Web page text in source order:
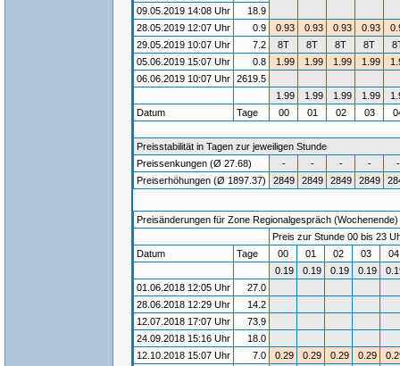
09.05.2019 14:08 Uhr
18.9
28.05.2019 12:07 Uhr
0.9 0.93 0.93 0.93 0.93
29.05.2019 10:07 Uhr
7.2 8T 8T 8T 8T
05.06.2019 15:07 Uhr
0.8 1.99 1.99 1.99 1.99
06.06.2019 10:07 Uhr 2619.5
1.99
1.99 1.99 1.99
Datum
Tage 00 01 02 03
Preisstabilität in Tagen zur jeweiligen Stunde
Preissenkungen (Ø 27.68)
- - - -
-
Preiserhöhungen (Ø 1897.37)
2849 2849 2849 2849
Preisänderungen für Zone Regionalgespräch
Preis zur Stunde 00 bis 23
Datum
Tage 00 01 02 03
0.19
0.19 0.19 0.19
01.06.2018 12:05 Uhr
27.0
28.06.2018 12:29 Uhr
14.2
12.07.2018 17:07 Uhr
73.9
24.09.2018 15:16 Uhr
18.0
12.10.2018 15:07 Uhr
7.0 0.29 0.29 0.29 0.29